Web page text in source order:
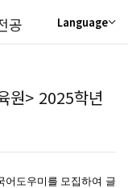
공 Language
원> 2025학년
어도우미를 모집하여 글